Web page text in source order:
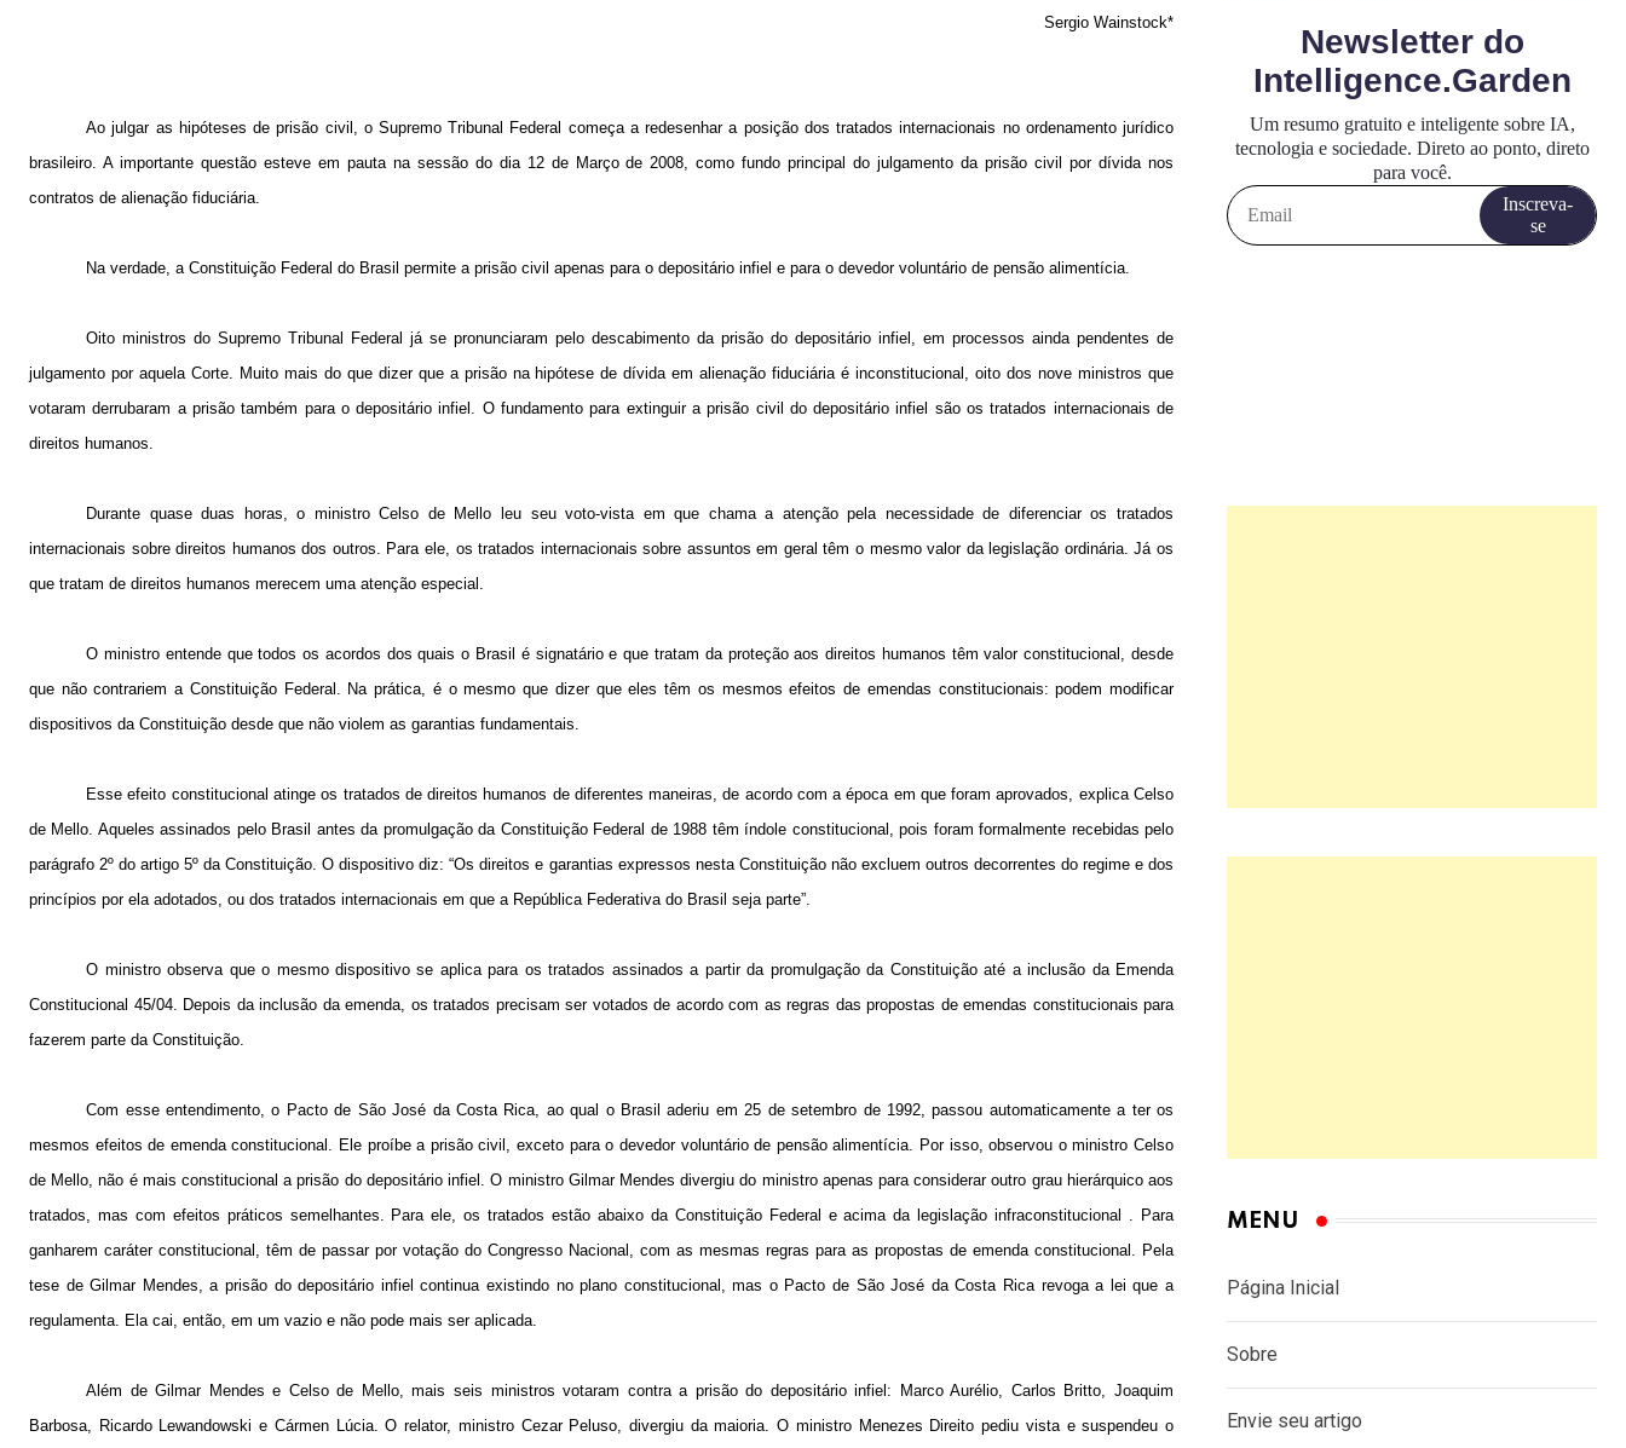
Sergio Wainstock*
Ao julgar as hipóteses de prisão civil, o Supremo Tribunal Federal começa a redesenhar a posição dos tratados internacionais no ordenamento jurídico
brasileiro. A importante questão esteve em pauta na sessão do dia 12 de Março de 2008, como fundo principal do julgamento da prisão civil por dívida nos
contratos de alienação fiduciária.
Na verdade, a Constituição Federal do Brasil permite a prisão civil apenas para o depositário infiel e para o devedor voluntário de pensão alimentícia.
Oito ministros do Supremo Tribunal Federal já se pronunciaram pelo descabimento da prisão do depositário infiel, em processos ainda pendentes de
julgamento por aquela Corte. Muito mais do que dizer que a prisão na hipótese de dívida em alienação fiduciária é inconstitucional, oito dos nove ministros que
votaram derrubaram a prisão também para o depositário infiel. O fundamento para extinguir a prisão civil do depositário infiel são os tratados internacionais de
direitos humanos.
Durante quase duas horas, o ministro Celso de Mello leu seu voto-vista em que chama a atenção pela necessidade de diferenciar os tratados
internacionais sobre direitos humanos dos outros. Para ele, os tratados internacionais sobre assuntos em geral têm o mesmo valor da legislação ordinária. Já os
que tratam de direitos humanos merecem uma atenção especial.
O ministro entende que todos os acordos dos quais o Brasil é signatário e que tratam da proteção aos direitos humanos têm valor constitucional, desde
que não contrariem a Constituição Federal. Na prática, é o mesmo que dizer que eles têm os mesmos efeitos de emendas constitucionais: podem modificar
dispositivos da Constituição desde que não violem as garantias fundamentais.
Esse efeito constitucional atinge os tratados de direitos humanos de diferentes maneiras, de acordo com a época em que foram aprovados, explica Celso
de Mello. Aqueles assinados pelo Brasil antes da promulgação da Constituição Federal de 1988 têm índole constitucional, pois foram formalmente recebidas pelo
parágrafo 2º do artigo 5º da Constituição. O dispositivo diz: “Os direitos e garantias expressos nesta Constituição não excluem outros decorrentes do regime e dos
princípios por ela adotados, ou dos tratados internacionais em que a República Federativa do Brasil seja parte”.
O ministro observa que o mesmo dispositivo se aplica para os tratados assinados a partir da promulgação da Constituição até a inclusão da Emenda
Constitucional 45/04. Depois da inclusão da emenda, os tratados precisam ser votados de acordo com as regras das propostas de emendas constitucionais para
fazerem parte da Constituição.
Com esse entendimento, o Pacto de São José da Costa Rica, ao qual o Brasil aderiu em 25 de setembro de 1992, passou automaticamente a ter os
mesmos efeitos de emenda constitucional. Ele proíbe a prisão civil, exceto para o devedor voluntário de pensão alimentícia. Por isso, observou o ministro Celso
de Mello, não é mais constitucional a prisão do depositário infiel. O ministro Gilmar Mendes divergiu do ministro apenas para considerar outro grau hierárquico aos
tratados, mas com efeitos práticos semelhantes. Para ele, os tratados estão abaixo da Constituição Federal e acima da legislação infraconstitucional . Para
ganharem caráter constitucional, têm de passar por votação do Congresso Nacional, com as mesmas regras para as propostas de emenda constitucional. Pela
tese de Gilmar Mendes, a prisão do depositário infiel continua existindo no plano constitucional, mas o Pacto de São José da Costa Rica revoga a lei que a
regulamenta. Ela cai, então, em um vazio e não pode mais ser aplicada.
Além de Gilmar Mendes e Celso de Mello, mais seis ministros votaram contra a prisão do depositário infiel: Marco Aurélio, Carlos Britto, Joaquim
Barbosa, Ricardo Lewandowski e Cármen Lúcia. O relator, ministro Cezar Peluso, divergiu da maioria. O ministro Menezes Direito pediu vista e suspendeu o
MENU
Página Inicial
Sobre
Envie seu artigo